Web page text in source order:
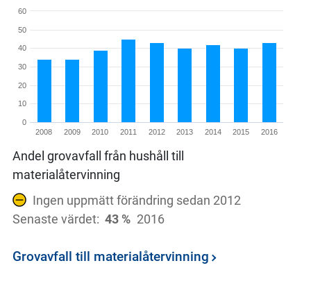
2008 2009 2010 2011 2012 2013 2014 2015 2016
0
10
20
30
40
50
60
Andel grovavfall från hushåll till
materialåtervinning
Ingen uppmätt förändring sedan 2012
Senaste värdet: 43 % 2016
Grovavfall till materialåtervinning